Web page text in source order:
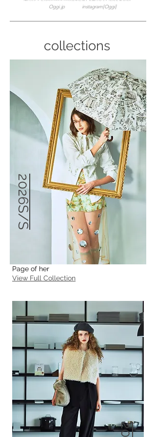
Oggi.jp instagram[Oggi]
collections
2026S/S
Page of her
View Full Collection